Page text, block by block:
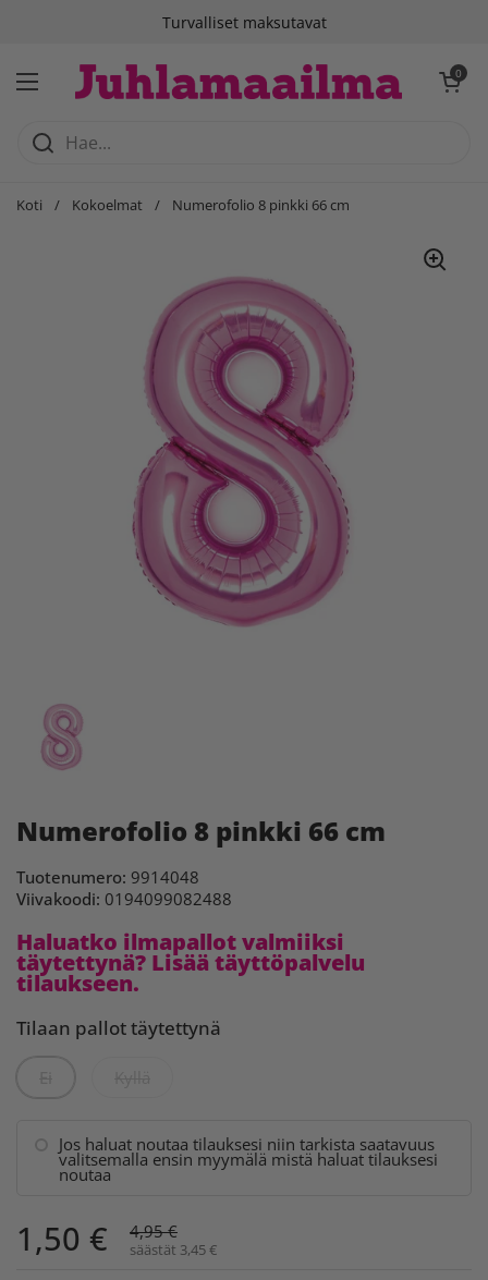
Turvalliset maksutavat
Avaa valikko
Avaa 0
Koti / Kokoelmat / Numerofolio 8 pinkki 66 cm
Numerofolio 8 pinkki 66 cm
Tuotenumero: 9914048
Viivakoodi: 0194099082488
Haluatko ilmapallot valmiiksi
täytettynä? Lisää täyttöpalvelu
tilaukseen.
Tilaan pallot täytettynä
Jos haluat noutaa tilauksesi niin tarkista saatavuus
valitsemalla ensin myymälä mistä haluat tilauksesi
noutaa
1,50 € 4,95 €
säästät 3,45 €